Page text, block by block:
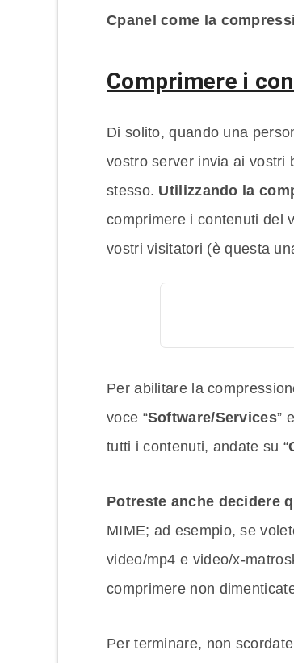
Cpanel come la
Comprimere i
Di solito, quando una
vostro server invia ai vostri
stesso. Utilizzando la
comprimere i contenuti del
vostri visitatori (è questa
Per abilitare la
voce “Software/Services”
tutti i contenuti, andate su “
Potreste anche decidere
MIME; ad esempio, se
video/mp4 e video/x-
comprimere non
Per terminare, non